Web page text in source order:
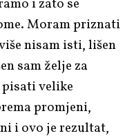
i zato se
Moram priznati
nisam isti, lišen
sam želje za
velike
promjeni,
i ovo je rezultat,